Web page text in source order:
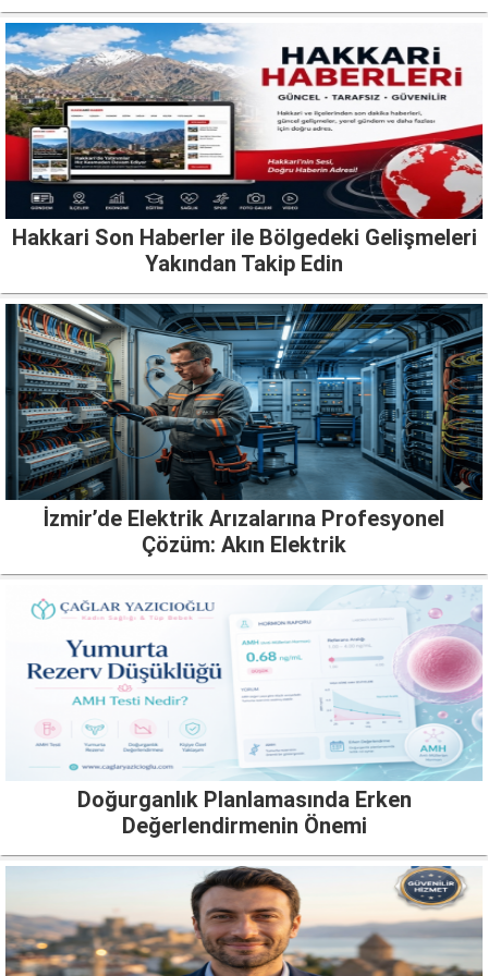
Hakkari Son Haberler ile Bölgedeki Gelişmeleri
Yakından Takip Edin
İzmir’de Elektrik Arızalarına Profesyonel
Çözüm: Akın Elektrik
Doğurganlık Planlamasında Erken
Değerlendirmenin Önemi